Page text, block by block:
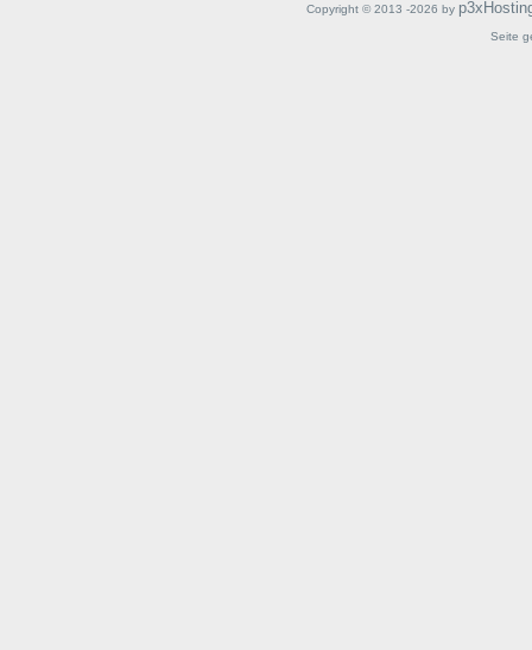
Copyright © 2013 -2026 by
Seite